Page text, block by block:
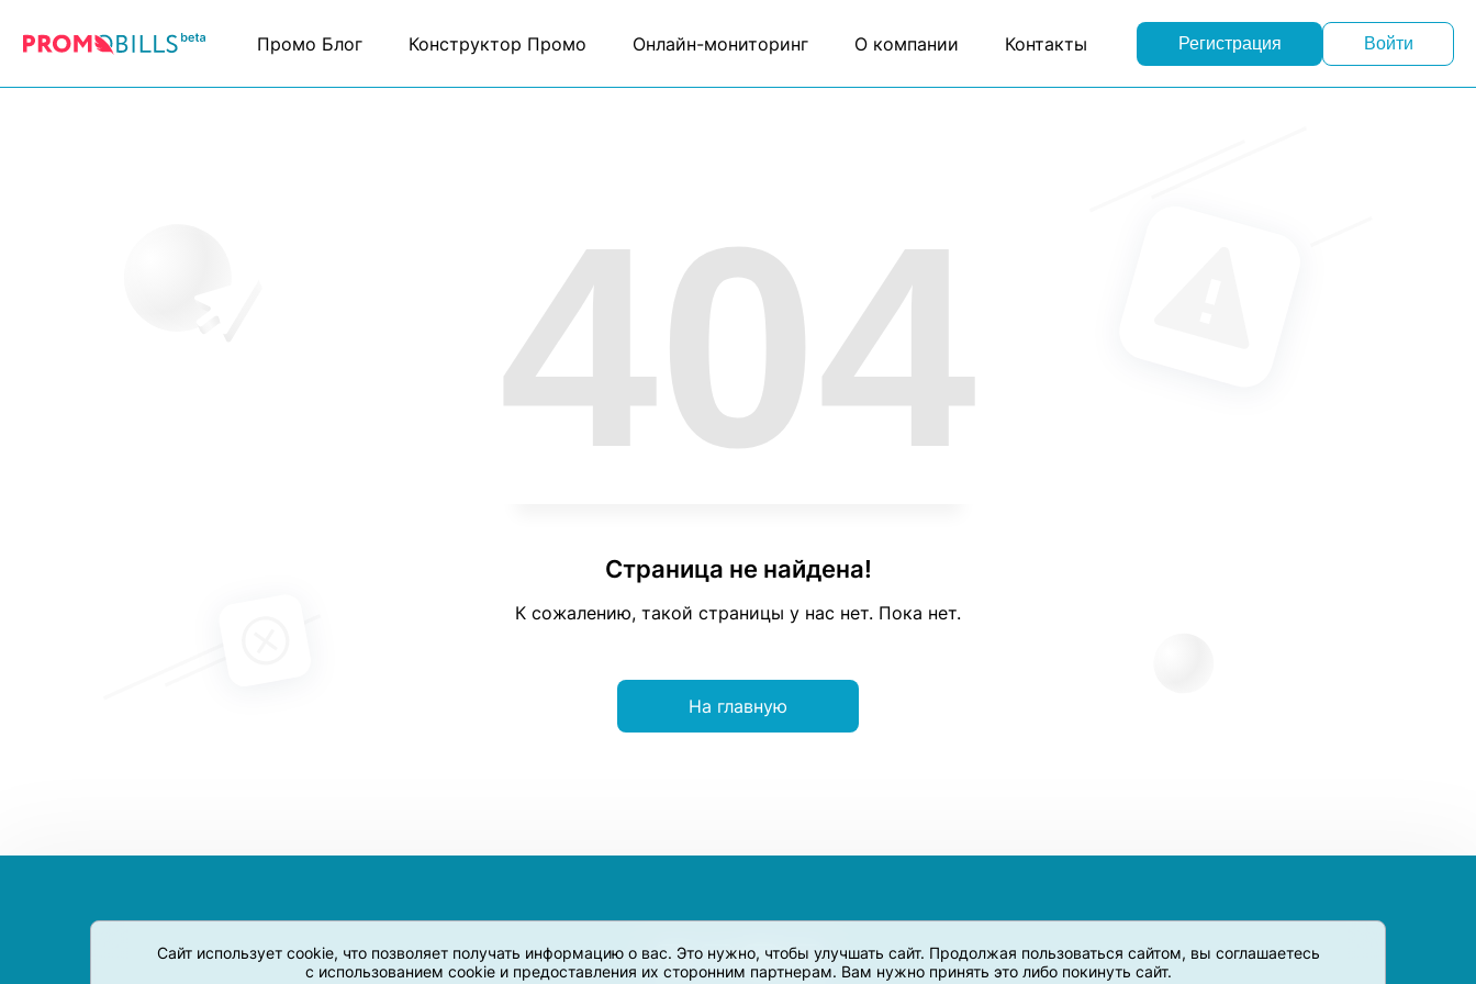
Сайт использует cookie, что позволяет получать информацию о вас. Это нужно, чтобы улучшать сайт. Продолжая пользоваться сайтом, вы соглашаетесь
с использованием cookie и предоставления их сторонним партнерам. Вам нужно принять это либо покинуть сайт.
Промо Блог Конструктор Промо Онлайн-мониторинг О компании Контакты Регистрация Войти
404
Страница не найдена!
К сожалению, такой страницы у нас нет. Пока нет.
На главную